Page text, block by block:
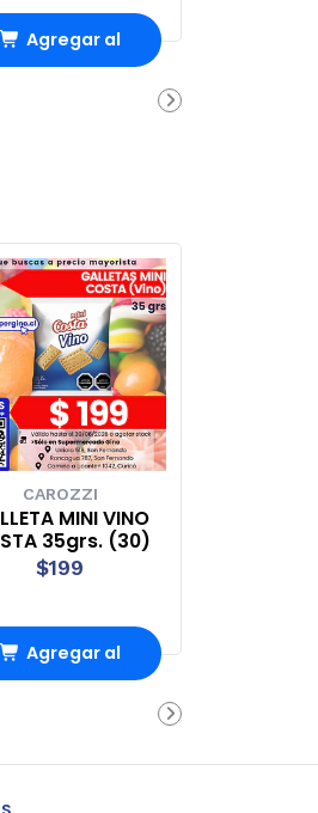
Agregar al
Carro
CAROZZI
MINI VINO
35grs. (30)
$199
Agregar al